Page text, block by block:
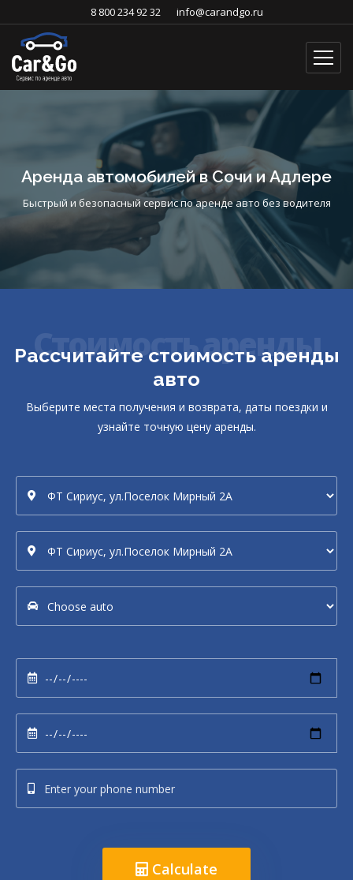
8 800 234 92 32 info@carandgo.ru
Аренда автомобилей в Сочи и Адлере
Быстрый и безопасный сервис по аренде авто без водителя
Рассчитайте стоимость аренды
авто
Выберите места получения и возврата, даты поездки и
узнайте точную цену аренды.
Стоимость аренды
Calculate